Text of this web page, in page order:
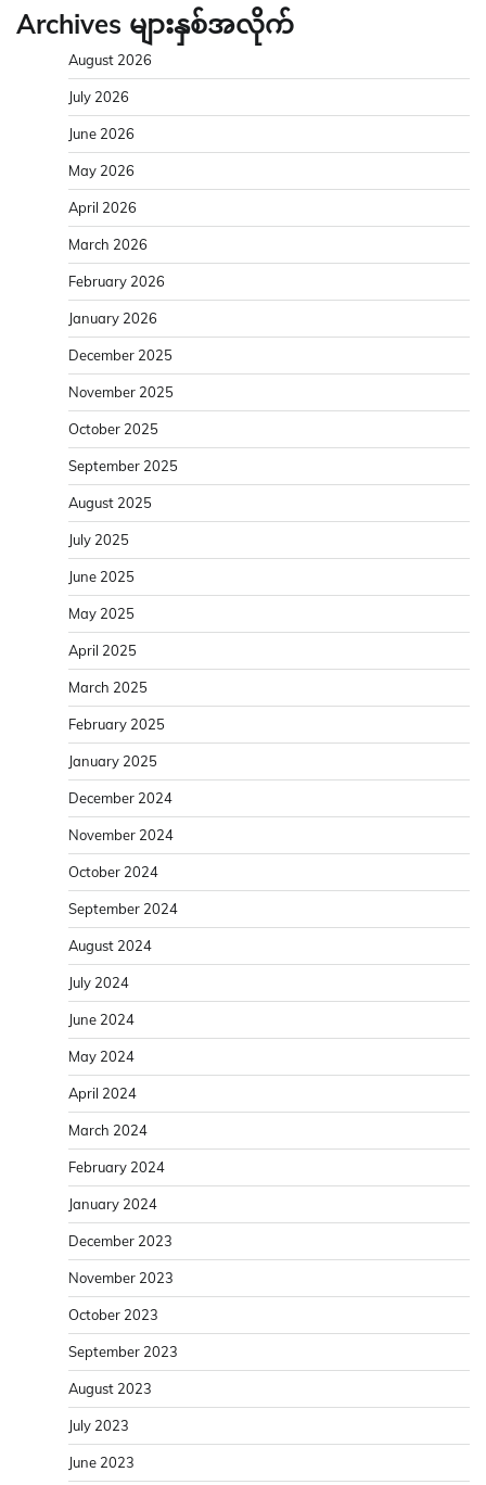
Archives များနှစ်အလိုက်
August 2026
July 2026
June 2026
May 2026
April 2026
March 2026
February 2026
January 2026
December 2025
November 2025
October 2025
September 2025
August 2025
July 2025
June 2025
May 2025
April 2025
March 2025
February 2025
January 2025
December 2024
November 2024
October 2024
September 2024
August 2024
July 2024
June 2024
May 2024
April 2024
March 2024
February 2024
January 2024
December 2023
November 2023
October 2023
September 2023
August 2023
July 2023
June 2023